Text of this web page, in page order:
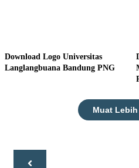
Download Logo Universitas
Langlangbuana Bandung PNG
Muat